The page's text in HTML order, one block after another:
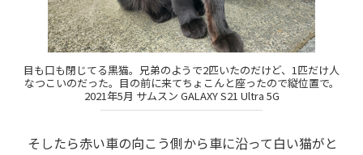
目も口も閉じてる黒猫。兄弟のようで2匹いたのだけど、1匹だけ人
なつこいのだった。目の前に来てちょこんと座ったので縦位置で。
2021年5月 サムスン GALAXY S21 Ultra 5G
そしたら赤い車の向こう側から車に沿って白い猫がと